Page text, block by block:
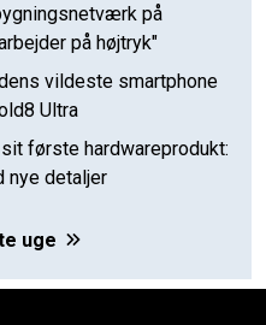
på
på højtryk"
vildeste smartphone
Ultra
første hardwareprodukt:
nye detaljer
uge